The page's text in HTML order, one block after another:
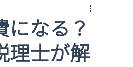
なる？
理士が解